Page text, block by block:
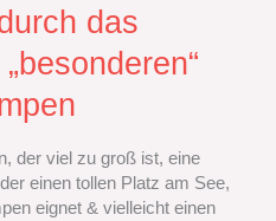
das
der viel zu groß ist, eine
einen tollen Platz am See,
eignet & vielleicht einen